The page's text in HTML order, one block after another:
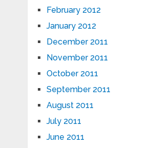
February 2012
January 2012
December 2011
November 2011
October 2011
September 2011
August 2011
July 2011
June 2011